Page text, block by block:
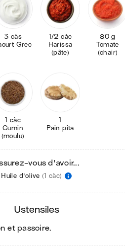
3 càs
Grec
1/2 càc
Harissa
(pâte)
80 g
Tomate
(chair)
1 càc
Cumin
(moulu)
1
Pain pita
vous d'avoir...
Huile d'olive (1 càc)
ustensiles
et passoire.